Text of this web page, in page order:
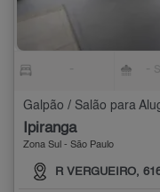
Galpão / Salão para
Ipiranga
Zona Sul - São Paulo
R VERGUEIRO,